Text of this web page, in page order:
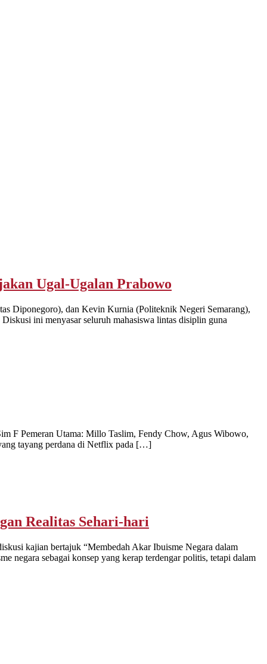
Ugal-Ugalan Prabowo
Diponegoro), dan Kevin Kurnia (Politeknik Negeri Semarang),
ini menyasar seluruh mahasiswa lintas disiplin guna
F Pemeran Utama: Millo Taslim, Fendy Chow, Agus Wibowo,
tayang perdana di Netflix pada […]
Realitas Sehari-hari
kajian bertajuk “Membedah Akar Ibuisme Negara dalam
negara sebagai konsep yang kerap terdengar politis, tetapi dalam